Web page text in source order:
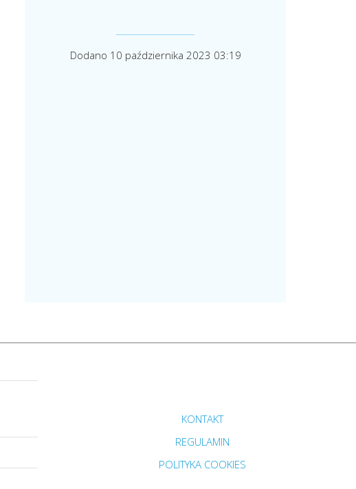
Dodano 10 października 2023 03:19
Przejdź do strony głównej do sekcji
KONTAKT
Zobacz
REGULAMIN
Zobacz
POLITYKA COOKIES